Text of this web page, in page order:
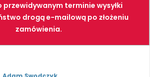
przewidywanym terminie wysyłki
drogą e-mailową po złożeniu
zamówienia.